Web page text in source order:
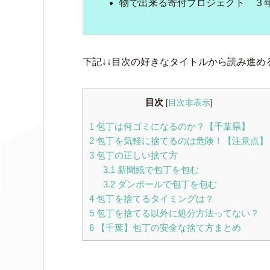
物で出来る寄付プロジェクト ３
下記↓↓目次の好きなタイトルから読み進め
目次 [目次非表示]
1 包丁は何ゴミになるのか？【千葉県】
2 包丁を気軽に捨てるのは危険！【注意点】
3 包丁の正しい捨て方
3.1 新聞紙で包丁を包む
3.2ダンボールで包丁を包む
4 包丁を捨てるタイミングは？
5 包丁を捨てる以外に処分方法ってない？
6 【千葉】包丁の安全な捨て方まとめ